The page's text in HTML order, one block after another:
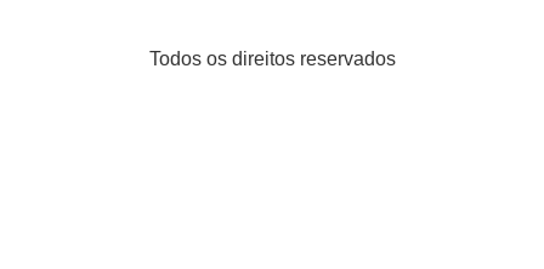
Todos os direitos reservados